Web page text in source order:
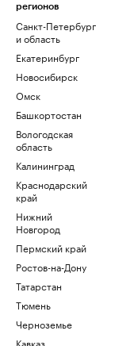
регионов
Санкт-Петербург
и область
Екатеринбург
Новосибирск
Омск
Башкортостан
Вологодская
область
Калининград
Краснодарский
край
Нижний
Новгород
Пермский край
Ростов-на-Дону
Татарстан
Тюмень
Черноземье
Кавказ